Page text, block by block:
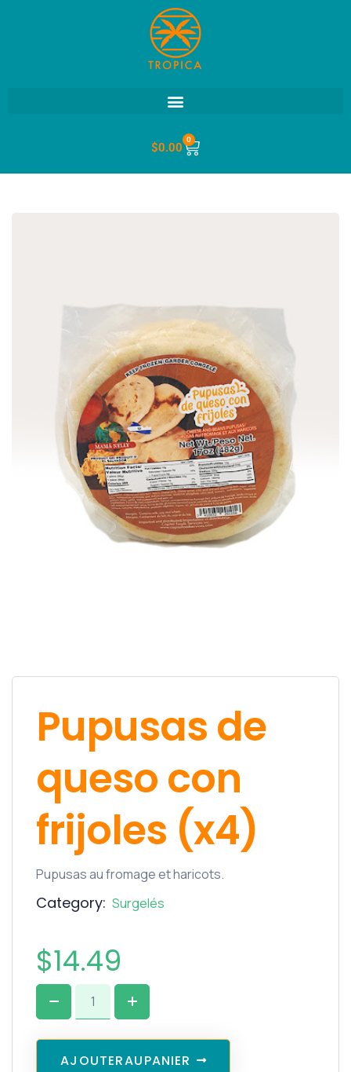
$0.00
0
Pupusas de
queso con
frijoles (x4)
Pupusas au fromage et haricots.
Category: Surgelés
$14.49
AJ OUTERAUPANIER